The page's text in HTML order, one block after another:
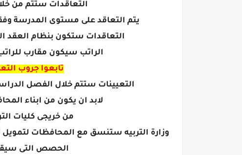
التعاقدات ستتم من
يتم التعاقد على مستوى المدرسة
التعاقدات ستكون بنظام العقد
الراتب سيكون مقارب
تابعوا جروب
التعيينات ستتم خلال الفصل
لابد ان يكون من ابناء
من خريجى كليات
وزارة التربيه ستنسق مع المحافظات لتمويل
الحصص التى